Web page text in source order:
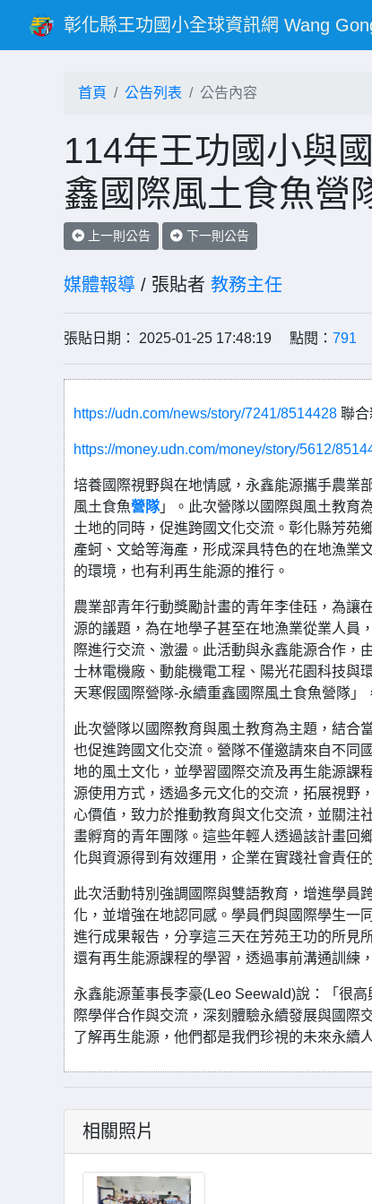
彰化縣王功國小全球資訊網 Wang
首頁 公告列表 公告內容
114年王功國小與
鑫國際風土食魚營
上一則公告 下一則公告
媒體報導 / 張貼者 教務主任
張貼日期： 2025-01-25 17:48:19 點閱： 791
https://udn.com/news/story/7241/8514428 聯合
https://money.udn.com/money/story/5612/
培養國際視野與在地情感，永鑫能源攜手農業
風土食魚營隊」。此次營隊以國際與風土教育
土地的同時，促進跨國文化交流。彰化縣芳苑
產蚵、文蛤等海產，形成深具特色的在地漁業
的環境，也有利再生能源的推行。
農業部青年行動獎勵計畫的青年李佳砡，為讓
源的議題，為在地學子甚至在地漁業從業人員
際進行交流、激盪。此活動與永鑫能源合作，
士林電機廠、動能機電工程、陽光花園科技與
天寒假國際營隊-永續重鑫國際風土食魚營隊」
此次營隊以國際教育與風土教育為主題，結合
也促進跨國文化交流。營隊不僅邀請來自不同
地的風土文化，並學習國際交流及再生能源課
源使用方式，透過多元文化的交流，拓展視野
心價值，致力於推動教育與文化交流，並關注
畫孵育的青年團隊。這些年輕人透過該計畫回
化與資源得到有效運用，企業在實踐社會責任
此次活動特別強調國際與雙語教育，增進學員
化，並增強在地認同感。學員們與國際學生一
進行成果報告，分享這三天在芳苑王功的所見
還有再生能源課程的學習，透過事前溝通訓練
永鑫能源董事長李豪(Leo Seewald)說：「很
際學伴合作與交流，深刻體驗永續發展與國際
了解再生能源，他們都是我們珍視的未來永續人
相關照片